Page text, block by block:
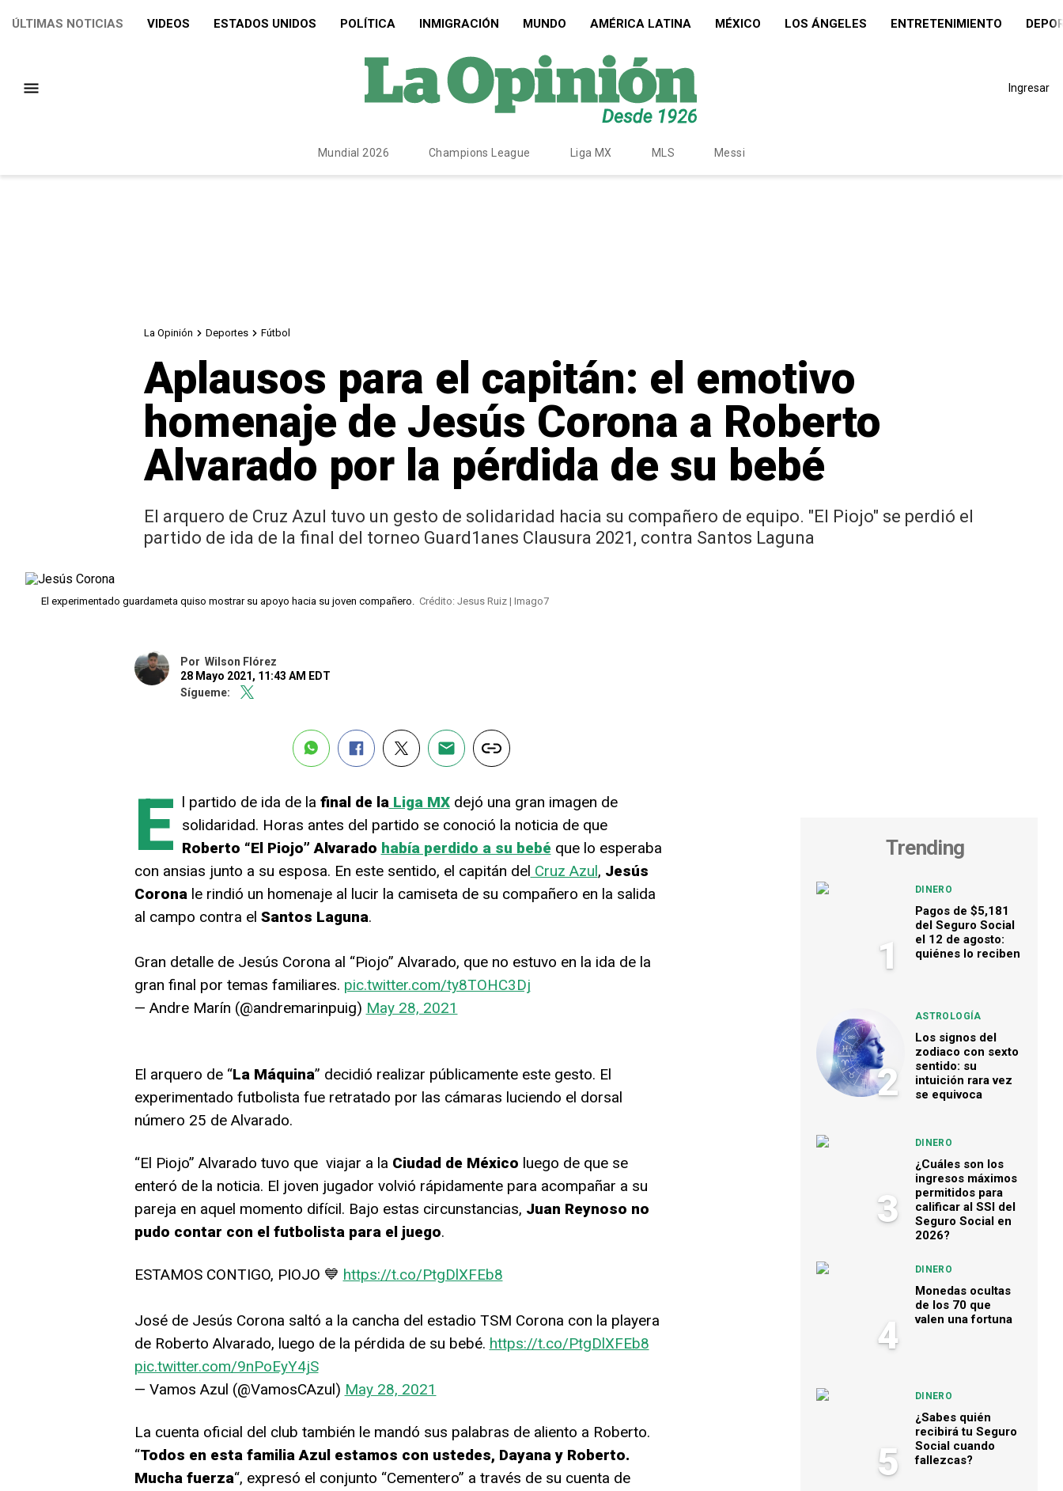
ÚLTIMAS NOTICIAS VIDEOS ESTADOS UNIDOS POLÍTICA INMIGRACIÓN MUNDO AMÉRICA LATINA MÉXICO LOS ÁNGELES ENTRETENIMIENTO
Ingresar
Mundial 2026 Champions League Liga MX MLS Messi
La Opinión Deportes Fútbol
Aplausos para el capitán: el emotivo
homenaje de Jesús Corona a Roberto
Alvarado por la pérdida de su bebé
El arquero de Cruz Azul tuvo un gesto de solidaridad hacia su compañero de equipo. "El Piojo" se perdió el
partido de ida de la final del torneo Guard1anes Clausura 2021, contra Santos Laguna
El experimentado guardameta quiso mostrar su apoyo hacia su joven compañero. Crédito: Jesus Ruiz | Imago7
Por Wilson Flórez
28 Mayo 2021, 11:43 AM EDT
Sígueme:
E l partido de ida de la final de laLiga MXdejó una gran imagen de
solidaridad. Horas antes del partido se conoció la noticia de que
Roberto “El Piojo” Alvarado había perdido a su bebé que lo esperaba
con ansias junto a su esposa. En este sentido, el capitán del Cruz Azul, Jesús
Coronale rindió un homenaje al lucir la camiseta de su compañero en la salida
al campo contra el Santos Laguna.
Gran detalle de Jesús Corona al “Piojo” Alvarado, que no estuvo en la ida de la
gran final por temas familiares. pic.twitter.com/ty8TOHC3Dj
— Andre Marín (@andremarinpuig) May 28, 2021
El arquero de “La Máquina” decidió realizar públicamente este gesto. El
experimentado futbolista fue retratado por las cámaras luciendo el dorsal
número 25 de Alvarado.
“El Piojo” Alvarado tuvo que viajar a la Ciudad de México luego de que se
enteró de la noticia. El joven jugador volvió rápidamente para acompañar a su
pareja en aquel momento difícil. Bajo estas circunstancias, Juan Reynoso no
pudo contar con el futbolista para el juego.
ESTAMOS CONTIGO, PIOJO 💙 https://t.co/PtgDlXFEb8
José de Jesús Corona saltó a la cancha del estadio TSM Corona con la playera
de Roberto Alvarado, luego de la pérdida de su bebé. https://t.co/PtgDlXFEb8
pic.twitter.com/9nPoEyY4jS
— Vamos Azul (@VamosCAzul) May 28, 2021
La cuenta oficial del club también le mandó sus palabras de aliento a Roberto.
“Todos en esta familia Azul estamos con ustedes, Dayana y Roberto.
Mucha fuerza“, expresó el conjunto “Cementero” a través de su cuenta de
Trending
1
DINERO
Pagos de $5,181
del Seguro Social
el 12 de agosto:
quiénes lo reciben
2
ASTROLOGÍA
Los signos del
zodiaco con sexto
sentido: su
intuición rara vez
se equivoca
3
DINERO
¿Cuáles son los
ingresos máximos
permitidos para
calificar al SSI del
Seguro Social en
2026?
4
DINERO
Monedas ocultas
de los 70 que
valen una fortuna
5
DINERO
¿Sabes quién
recibirá tu Seguro
Social cuando
fallezcas?